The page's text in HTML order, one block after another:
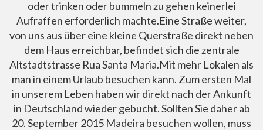
oder trinken oder bummeln zu gehen keinerlei
Aufraffen erforderlich machte.Eine Straße weiter,
von uns aus über eine kleine Querstraße direkt neben
dem Haus erreichbar, befindet sich die zentrale
Altstadtstrasse Rua Santa Maria.Mit mehr Lokalen als
man in einem Urlaub besuchen kann. Zum ersten Mal
in unserem Leben haben wir direkt nach der Ankunft
in Deutschland wieder gebucht. Sollten Sie daher ab
20. September 2015 Madeira besuchen wollen, muss